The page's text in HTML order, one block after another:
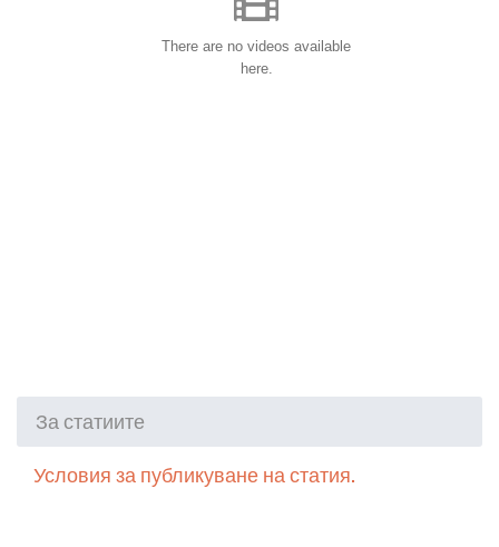
There are no videos available
here.
За статиите
Условия за публикуване на статия.